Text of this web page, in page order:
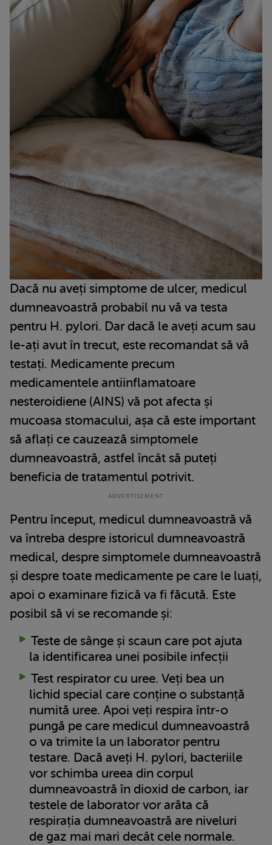
Dacă nu aveți simptome de ulcer, medicul
dumneavoastră probabil nu vă va testa
pentru H. pylori. Dar dacă le aveți acum sau
le-ați avut în trecut, este recomandat să vă
testați. Medicamente precum
medicamentele antiinflamatoare
nesteroidiene (AINS) vă pot afecta și
mucoasa stomacului, așa că este important
să aflați ce cauzează simptomele
dumneavoastră, astfel încât să puteți
beneficia de tratamentul potrivit.
Pentru început, medicul dumneavoastră vă
va întreba despre istoricul dumneavoastră
medical, despre simptomele dumneavoastră
și despre toate medicamente pe care le luați,
apoi o examinare fizică va fi făcută. Este
posibil să vi se recomande și:
Teste de sânge și scaun care pot ajuta
la identificarea unei posibile infecții
Test respirator cu uree. Veți bea un
lichid special care conține o substanță
numită uree. Apoi veți respira într-o
pungă pe care medicul dumneavoastră
o va trimite la un laborator pentru
testare. Dacă aveți H. pylori, bacteriile
vor schimba ureea din corpul
dumneavoastră în dioxid de carbon, iar
testele de laborator vor arăta că
respirația dumneavoastră are niveluri
de gaz mai mari decât cele normale.